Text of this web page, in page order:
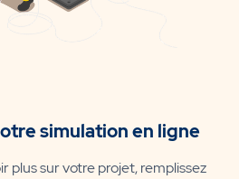
simulation en ligne
plus sur votre projet, remplissez